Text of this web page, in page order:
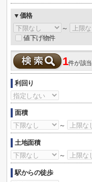
▼価格
～
値下げ物件
1件が該当
利回り
面積
～
土地面積
～
駅からの徒歩